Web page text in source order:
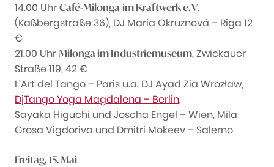
14.00 Uhr Café-Milonga im Kraftwerk e. V.
(Kaßbergstraße 36), DJ Maria Okruznová – Riga 12
€
21.00 Uhr Milonga im Industriemuseum, Zwickauer
Straße 119, 42 €
L’Art del Tango – Paris u.a. DJ Ayad Zia Wrozław,
DjTango Yoga Magdalena – Berlin,
Sayaka Higuchi und Joscha Engel – Wien, Mila
Grosa Vigdoriva und Dmitri Mokeev – Salerno
Freitag, 15. Mai